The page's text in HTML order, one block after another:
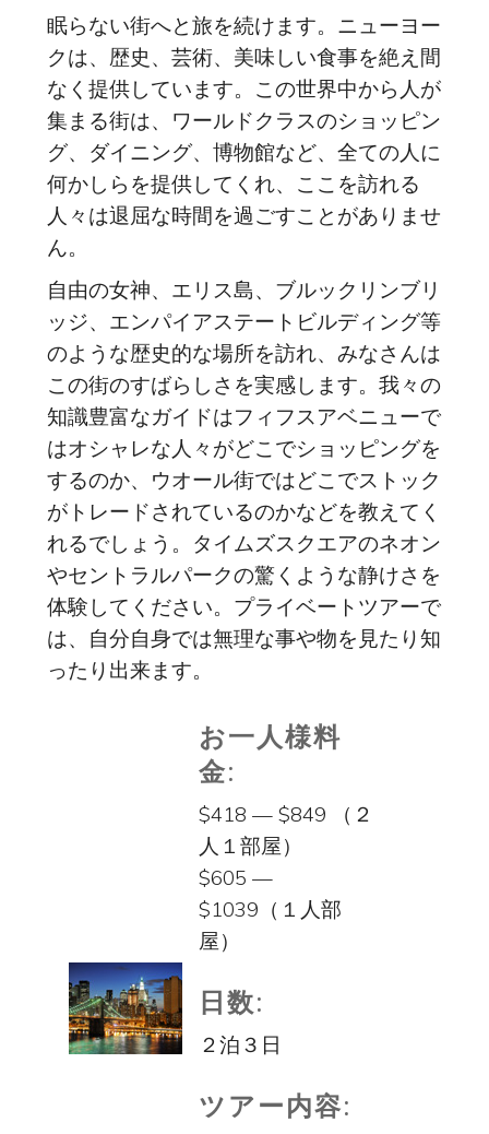
眠らない街へと旅を続けます。ニューヨー
クは、歴史、芸術、美味しい食事を絶え間
なく提供しています。この世界中から人が
集まる街は、ワールドクラスのショッピン
グ、ダイニング、博物館など、全ての人に
何かしらを提供してくれ、ここを訪れる
人々は退屈な時間を過ごすことがありませ
ん。
自由の女神、エリス島、ブルックリンブリ
ッジ、エンパイアステートビルディング等
のような歴史的な場所を訪れ、みなさんは
この街のすばらしさを実感します。我々の
知識豊富なガイドはフィフスアベニューで
はオシャレな人々がどこでショッピングを
するのか、ウオール街ではどこでストック
がトレードされているのかなどを教えてく
れるでしょう。タイムズスクエアのネオン
やセントラルパークの驚くような静けさを
体験してください。プライベートツアーで
は、自分自身では無理な事や物を見たり知
ったり出来ます。
お一人様料
金:
$418 — $849 （２
人１部屋）
$605 —
$1039（１人部
屋）
日数:
２泊３日
ツアー内容: